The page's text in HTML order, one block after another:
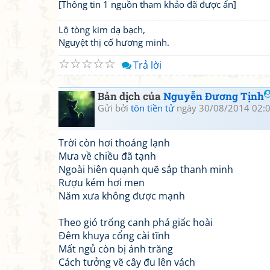
[Thông tin 1 nguồn tham khảo đã được ẩn]
Lộ tòng kim dạ bạch,
Nguyệt thị cố hương minh.
☆
☆
☆
☆
☆ Trả lời
Bản dịch củaNguyễn Đương Tịnh
Gửi bởi tôn tiền tửngày 30/08/2014
Trời còn hơi thoáng lạnh
Mưa về chiều đã tạnh
Ngoài hiên quạnh quẽ sắp thanh minh
Rượu kém hơi men
Năm xưa không được mạnh
Theo gió trống canh phá giấc hoài
Đêm khuya cổng cài tĩnh
Mất ngủ còn bị ánh trăng
Cách tưởng vẽ cây đu lên vách